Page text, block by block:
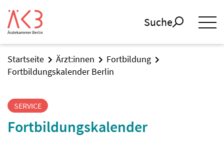
Suche
Startseite Ärzt:innen
Fortbildung
Fortbildungskalender Berlin
SERVICE
Fortbildungskalender